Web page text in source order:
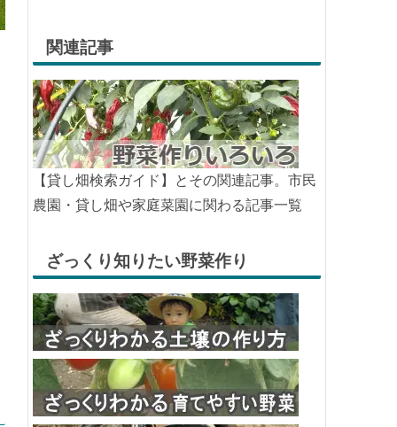
関連記事
【貸し畑検索ガイド】とその関連記事。市民
農園・貸し畑や家庭菜園に関わる記事一覧
ざっくり知りたい野菜作り